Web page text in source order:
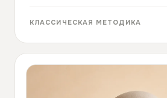
КЛАССИЧЕСКАЯ МЕТОДИКА